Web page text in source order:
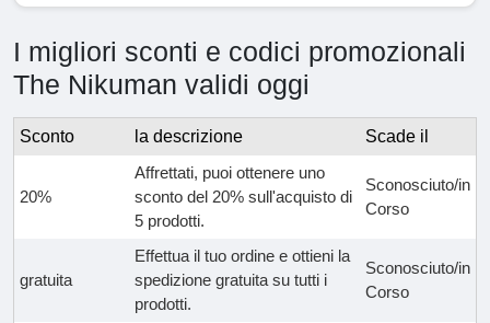
I migliori sconti e codici promozionali
The Nikuman validi oggi
Sconto la descrizione Scade il
20%
Affrettati, puoi ottenere uno
sconto del 20% sull'acquisto di
5 prodotti.
Sconosciuto/in
Corso
gratuita
Effettua il tuo ordine e ottieni la
spedizione gratuita su tutti i
prodotti.
Sconosciuto/in
Corso